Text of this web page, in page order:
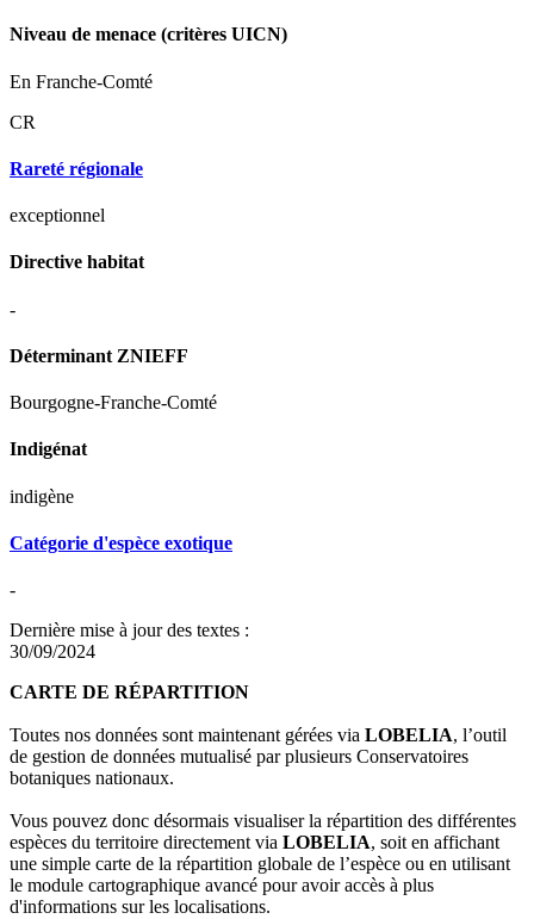
Niveau de menace (critères UICN)
En Franche-Comté
CR
Rareté régionale
exceptionnel
Directive habitat
-
Déterminant ZNIEFF
Bourgogne-Franche-Comté
Indigénat
indigène
Catégorie d'espèce exotique
-
Dernière mise à jour des textes :
30/09/2024
CARTE DE RÉPARTITION
Toutes nos données sont maintenant gérées via LOBELIA, l’outil
de gestion de données mutualisé par plusieurs Conservatoires
botaniques nationaux.
Vous pouvez donc désormais visualiser la répartition des différentes
espèces du territoire directement via LOBELIA, soit en affichant
une simple carte de la répartition globale de l’espèce ou en utilisant
le module cartographique avancé pour avoir accès à plus
d'informations sur les localisations.